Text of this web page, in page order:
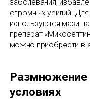
заболевания,
огромных усилий.
используются мази
препарат
можно приобрести в
условиях